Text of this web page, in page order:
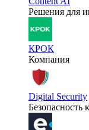
Решения для
КРОК
Компания
Digital Security
Безопасность